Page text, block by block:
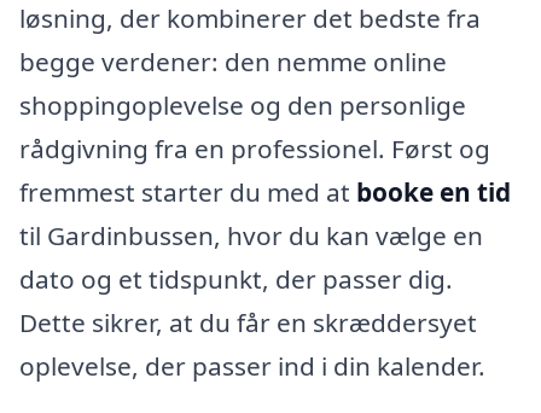
løsning, der kombinerer det bedste fra
begge verdener: den nemme online
shoppingoplevelse og den personlige
rådgivning fra en professionel. Først og
fremmest starter du med at booke en tid
til Gardinbussen, hvor du kan vælge en
dato og et tidspunkt, der passer dig.
Dette sikrer, at du får en skræddersyet
oplevelse, der passer ind i din kalender.